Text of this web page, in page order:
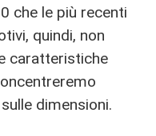
che le più recenti
quindi, non
caratteristiche
dimensioni.